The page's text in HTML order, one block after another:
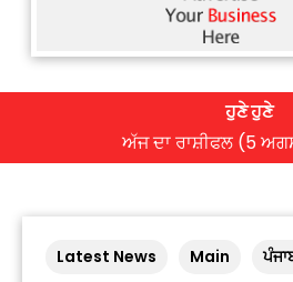
ਹੁਣੇ ਹੁਣੇ
ਅੱਜ ਦਾ ਰਾਸ਼ੀਫਲ (5 ਅਗਸਤ
Latest News Main